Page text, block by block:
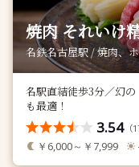
焼肉 それいけ
名鉄名古屋駅 / 焼肉、
名駅直結徒歩3分／幻
も最適！
3.54（
￥6,000～￥7,999